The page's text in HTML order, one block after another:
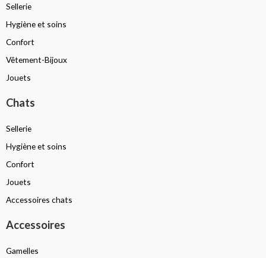
Sellerie
Hygiène et soins
Confort
Vêtement-Bijoux
Jouets
Chats
Sellerie
Hygiène et soins
Confort
Jouets
Accessoires chats
Accessoires
Gamelles